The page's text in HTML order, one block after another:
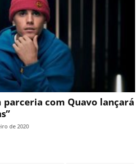
parceria com Quavo lançará
de 2020